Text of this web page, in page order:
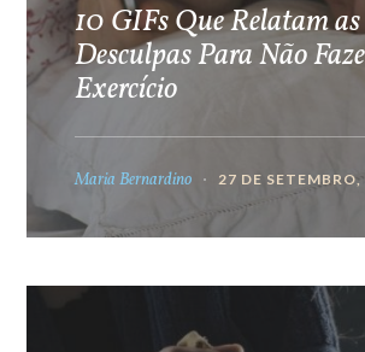
10 GIFs Que Relatam
Desculpas Para Não
Exercício
Maria Bernardino 27 DE